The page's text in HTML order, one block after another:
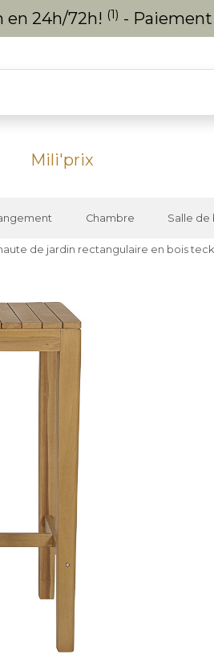
en 24h/72h! (1) - Paiement
Mili'prix
Chambre Salle de
de jardin rectangulaire en bois teck